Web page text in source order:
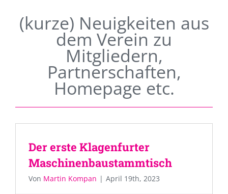
(kurze) Neuigkeiten aus
dem Verein zu
Mitgliedern,
Partnerschaften,
Homepage etc.
Der erste Klagenfurter
Maschinenbaustammtisch
Von Martin Kompan | April 19th, 2023